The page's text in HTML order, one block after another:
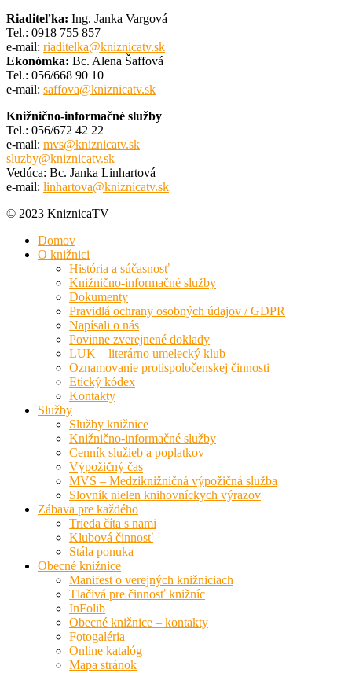
Riaditeľka: Ing. Janka Vargová
Tel.: 0918 755 857
e-mail: riaditelka@kniznicatv.sk
Ekonómka: Bc. Alena Šaffová
Tel.: 056/668 90 10
e-mail: saffova@kniznicatv.sk
Knižnično-informačné služby
Tel.: 056/672 42 22
e-mail: mvs@kniznicatv.sk
sluzby@kniznicatv.sk
Vedúca: Bc. Janka Linhartová
e-mail: linhartova@kniznicatv.sk
© 2023 KniznicaTV
Domov
O knižnici
História a súčasnosť
Knižnično-informačné služby
Dokumenty
Pravidlá ochrany osobných údajov / GDPR
Napísali o nás
Povinne zverejnené doklady
LUK – literárno umelecký klub
Oznamovanie protispoločenskej činnosti
Etický kódex
Kontakty
Služby
Služby knižnice
Knižnično-informačné služby
Cenník služieb a poplatkov
Výpožičný čas
MVS – Medziknižničná výpožičná služba
Slovník nielen knihovníckych výrazov
Zábava pre každého
Trieda číta s nami
Klubová činnosť
Stála ponuka
Obecné knižnice
Manifest o verejných knižniciach
Tlačivá pre činnosť knižníc
InFolib
Obecné knižnice – kontakty
Fotogaléria
Online katalóg
Mapa stránok